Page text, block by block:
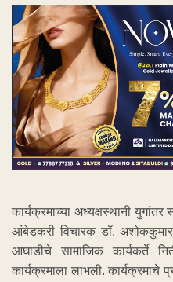
कार्यक्रमाच्या अध्यक्षस्थानी
आंबेडकरी विचारक डॉ.
आघाडीचे सामाजिक कार्यकर्ते
कार्यक्रमाला लाभली. कार्यक्रमाचे